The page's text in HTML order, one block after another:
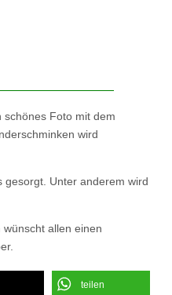
schönes Foto mit dem
wird
gesorgt. Unter anderem wird
allen einen
teilen